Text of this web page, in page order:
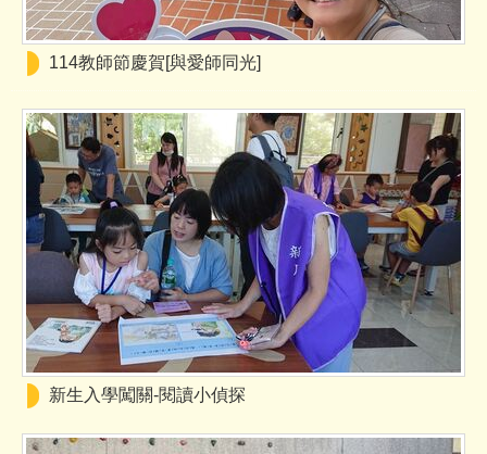
114教師節慶賀[與愛師同光]
新生入學闖關-閱讀小偵探